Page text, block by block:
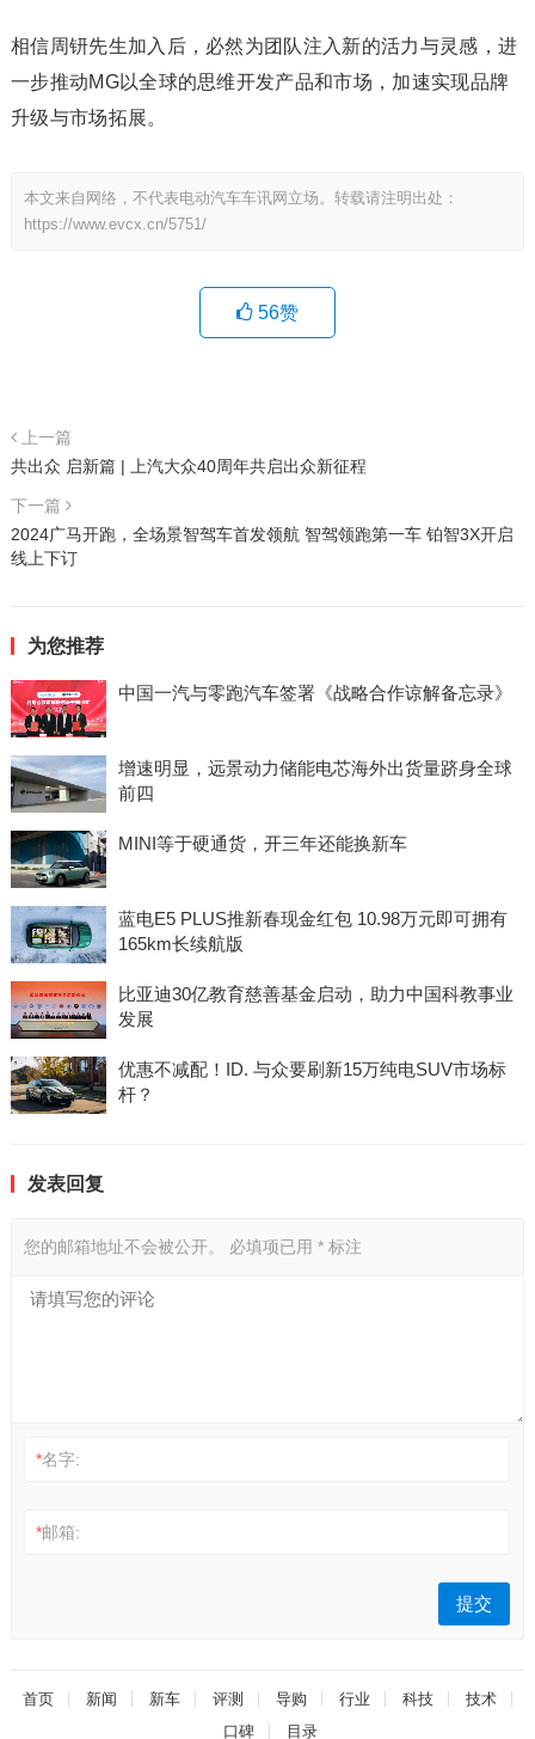
相信周钘先生加入后，必然为团队注入新的活力与灵感，进
一步推动MG以全球的思维开发产品和市场，加速实现品牌
升级与市场拓展。
本文来自网络，不代表电动汽车车讯网立场。转载请注明出处：
https://www.evcx.cn/5751/
56赞
上一篇
共出众 启新篇 | 上汽大众40周年共启出众新征程
下一篇
2024广马开跑，全场景智驾车首发领航 智驾领跑第一车 铂智3X开启
线上下订
为您推荐
中国一汽与零跑汽车签署《战略合作谅解备忘录》
增速明显，远景动力储能电芯海外出货量跻身全球
前四
MINI等于硬通货，开三年还能换新车
蓝电E5 PLUS推新春现金红包 10.98万元即可拥有
165km长续航版
比亚迪30亿教育慈善基金启动，助力中国科教事业
发展
优惠不减配！ID. 与众要刷新15万纯电SUV市场标
杆？
发表回复
您的邮箱地址不会被公开。 必填项已用 *标注
*名字:
*邮箱:
首页 新闻 新车 评测 导购 行业 科技
技术
口碑
目录